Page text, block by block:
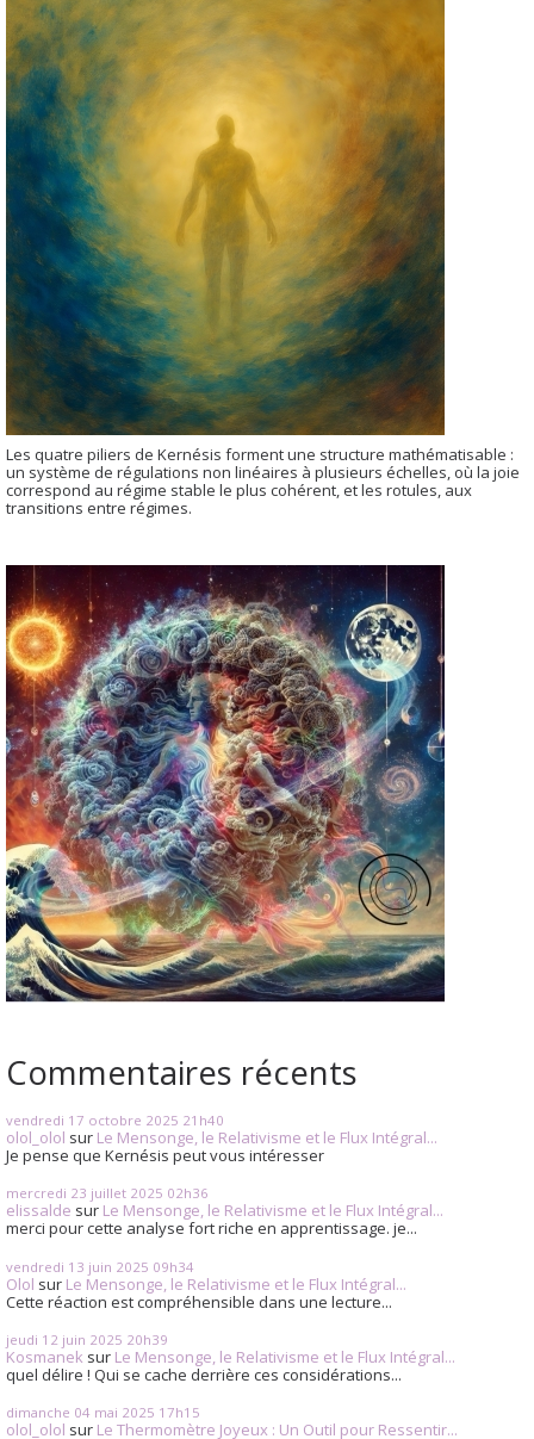
Les quatre piliers de Kernésis forment une structure mathématisable :
un système de régulations non linéaires à plusieurs échelles, où la joie
correspond au régime stable le plus cohérent, et les rotules, aux
transitions entre régimes.
Commentaires récents
vendredi 17 octobre 2025 21h40
olol_olol sur Le Mensonge, le Relativisme et le Flux Intégral...
Je pense que Kernésis peut vous intéresser
mercredi 23 juillet 2025 02h36
elissalde sur Le Mensonge, le Relativisme et le Flux Intégral...
merci pour cette analyse fort riche en apprentissage. je...
vendredi 13 juin 2025 09h34
Olol sur Le Mensonge, le Relativisme et le Flux Intégral...
Cette réaction est compréhensible dans une lecture...
jeudi 12 juin 2025 20h39
Kosmanek sur Le Mensonge, le Relativisme et le Flux Intégral...
quel délire ! Qui se cache derrière ces considérations...
dimanche 04 mai 2025 17h15
olol_olol sur Le Thermomètre Joyeux : Un Outil pour Ressentir...